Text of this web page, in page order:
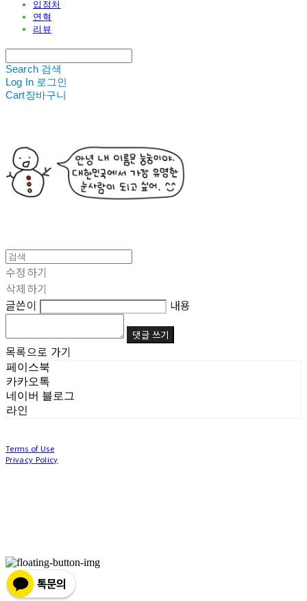
입점처
연혁
리뷰
Search 검색
Log In 로그인
Cart장바구니
수정하기
삭제하기
글쓴이
내용
댓글 쓰기
목록으로 가기
페이스북
카카오톡
네이버 블로그
라인
Terms of Use
Privacy Policy